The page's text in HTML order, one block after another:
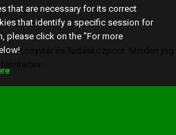
Könyvtár és Tudásközpont. Minden jog
that are necessary for its correct
that identify a specific session for
please click on the "For more